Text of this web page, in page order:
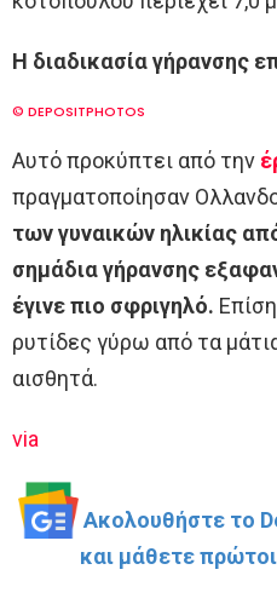
Η διαδικασία γήρανσης
© DEPOSITPHOTOS
Αυτό προκύπτει από την
πραγματοποίησαν
των γυναικών ηλικίας
σημάδια γήρανσης
έγινε πιο σφριγηλό.
ρυτίδες γύρω από τα
αισθητά.
via
Ακολουθήστε το
και μάθετε